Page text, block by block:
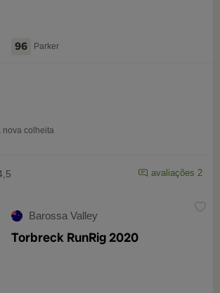
96 Parker
nova colheita
avaliações 2
Barossa Valley
Torbreck RunRig 2020